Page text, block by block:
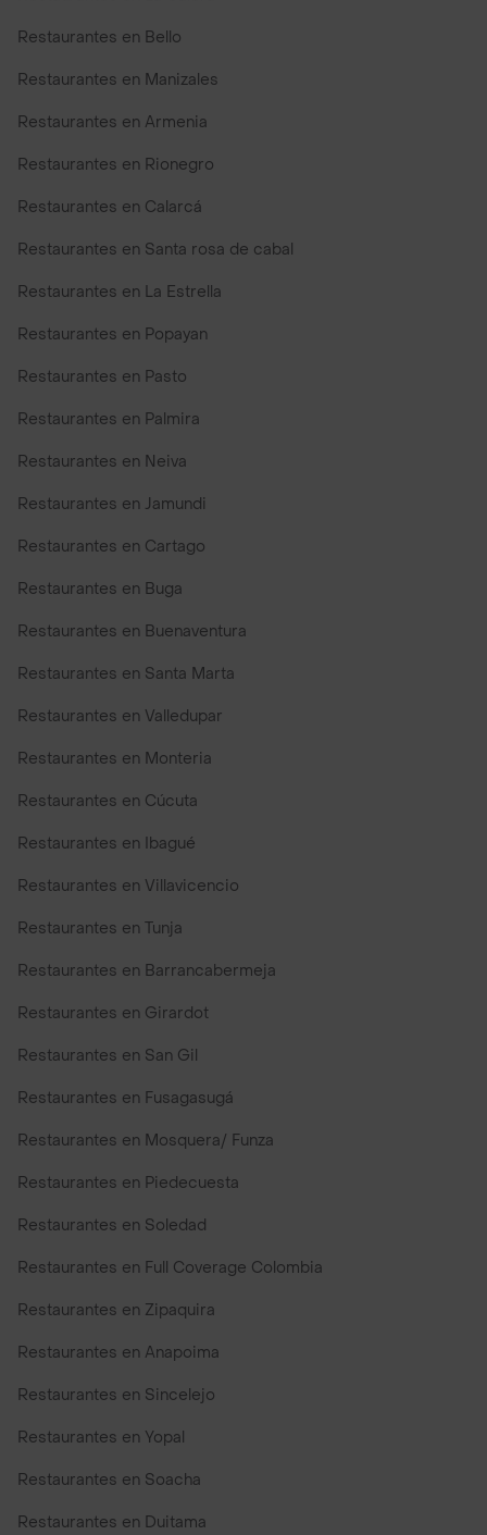
Restaurantes en Bello
Restaurantes en Manizales
Restaurantes en Armenia
Restaurantes en Rionegro
Restaurantes en Calarcá
Restaurantes en Santa rosa de cabal
Restaurantes en La Estrella
Restaurantes en Popayan
Restaurantes en Pasto
Restaurantes en Palmira
Restaurantes en Neiva
Restaurantes en Jamundi
Restaurantes en Cartago
Restaurantes en Buga
Restaurantes en Buenaventura
Restaurantes en Santa Marta
Restaurantes en Valledupar
Restaurantes en Monteria
Restaurantes en Cúcuta
Restaurantes en Ibagué
Restaurantes en Villavicencio
Restaurantes en Tunja
Restaurantes en Barrancabermeja
Restaurantes en Girardot
Restaurantes en San Gil
Restaurantes en Fusagasugá
Restaurantes en Mosquera/ Funza
Restaurantes en Piedecuesta
Restaurantes en Soledad
Restaurantes en Full Coverage Colombia
Restaurantes en Zipaquira
Restaurantes en Anapoima
Restaurantes en Sincelejo
Restaurantes en Yopal
Restaurantes en Soacha
Restaurantes en Duitama